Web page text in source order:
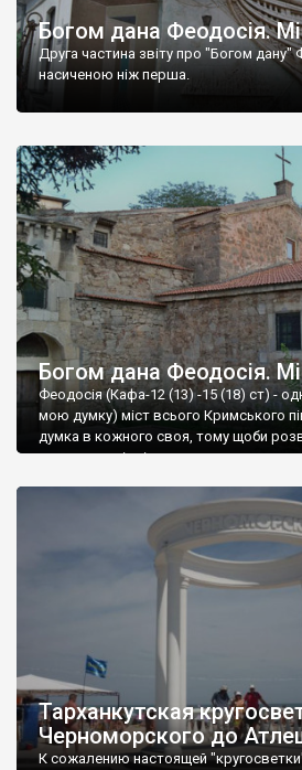
Богом дана Феодосія.
Друга частина звіту про "Богом
насиченою ніж перша.
Богом дана Феодосія.
Феодосія (Кафа-12 (13) -15 (18) ст) -
мою думку) міст всього Кримського
думка в кожного своя, тому щоби
запрошую відвідати це
Тарханкутская
Черноморского до
К сожалению настоящей